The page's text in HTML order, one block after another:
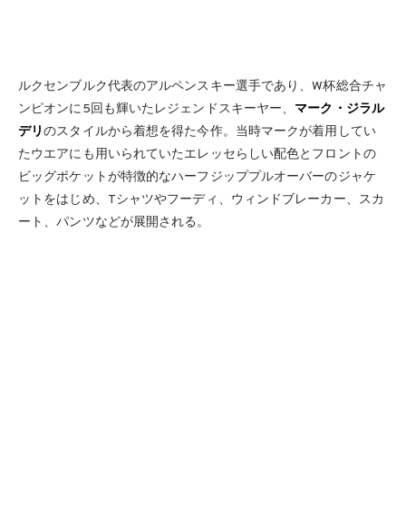
ルクセンブルク代表のアルペンスキー選手であり、W杯総合チャ
ンピオンに5回も輝いたレジェンドスキーヤー、 マーク・ジラル
デリのスタイルから着想を得た今作。当時マークが着用してい
たウエアにも用いられていたエレッセらしい配色とフロントの
ビッグポケットが特徴的なハーフジッププルオーバーのジャケ
ットをはじめ、Tシャツやフーディ、ウィンドブレーカー、スカ
ート、パンツなどが展開される。